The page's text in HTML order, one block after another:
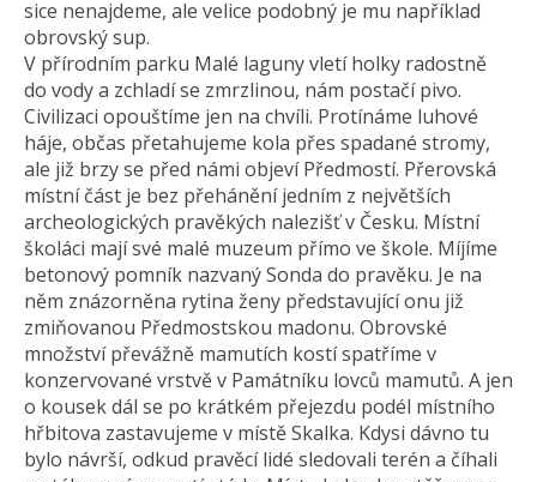
sice nenajdeme, ale velice podobný je mu například
obrovský sup.
V přírodním parku Malé laguny vletí holky radostně
do vody a zchladí se zmrzlinou, nám postačí pivo.
Civilizaci opouštíme jen na chvíli. Protínáme luhové
háje, občas přetahujeme kola přes spadané stromy,
ale již brzy se před námi objeví Předmostí. Přerovská
místní část je bez přehánění jedním z největších
archeologických pravěkých nalezišť v Česku. Místní
školáci mají své malé muzeum přímo ve škole. Míjíme
betonový pomník nazvaný Sonda do pravěku. Je na
něm znázorněna rytina ženy představující onu již
zmiňovanou Předmostskou madonu. Obrovské
množství převážně mamutích kostí spatříme v
konzervované vrstvě v Památníku lovců mamutů. A jen
o kousek dál se po krátkém přejezdu podél místního
hřbitova zastavujeme v místě Skalka. Kdysi dávno tu
bylo návrší, odkud pravěcí lidé sledovali terén a číhali